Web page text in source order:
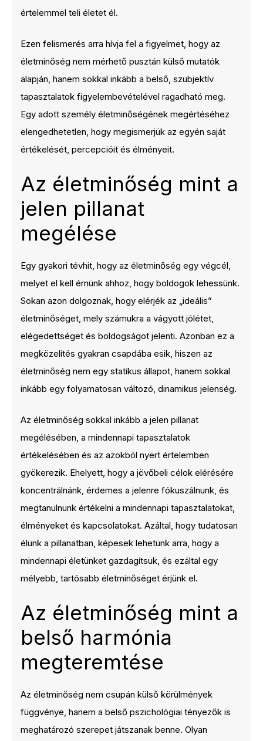
értelemmel teli életet él.
Ezen felismerés arra hívja fel a figyelmet, hogy az
életminőség nem mérhető pusztán külső mutatók
alapján, hanem sokkal inkább a belső, szubjektív
tapasztalatok figyelembevételével ragadható meg.
Egy adott személy életminőségének megértéséhez
elengedhetetlen, hogy megismerjük az egyén saját
értékelését, percepcióit és élményeit.
Az életminőség mint a
jelen pillanat
megélése
Egy gyakori tévhit, hogy az életminőség egy végcél,
melyet el kell érnünk ahhoz, hogy boldogok lehessünk.
Sokan azon dolgoznak, hogy elérjék az „ideális”
életminőséget, mely számukra a vágyott jólétet,
elégedettséget és boldogságot jelenti. Azonban ez a
megközelítés gyakran csapdába esik, hiszen az
életminőség nem egy statikus állapot, hanem sokkal
inkább egy folyamatosan változó, dinamikus jelenség.
Az életminőség sokkal inkább a jelen pillanat
megélésében, a mindennapi tapasztalatok
értékelésében és az azokból nyert értelemben
gyökerezik. Ehelyett, hogy a jövőbeli célok elérésére
koncentrálnánk, érdemes a jelenre fókuszálnunk, és
megtanulnunk értékelni a mindennapi tapasztalatokat,
élményeket és kapcsolatokat. Azáltal, hogy tudatosan
élünk a pillanatban, képesek lehetünk arra, hogy a
mindennapi életünket gazdagítsuk, és ezáltal egy
mélyebb, tartósabb életminőséget érjünk el.
Az életminőség mint a
belső harmónia
megteremtése
Az életminőség nem csupán külső körülmények
függvénye, hanem a belső pszichológiai tényezők is
meghatározó szerepet játszanak benne. Olyan